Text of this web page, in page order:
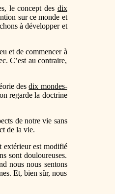
le concept des dix
sur ce monde et
à développer et
et de commencer à
C’est au contraire,
desdix mondes-
regarde la doctrine
de notre vie sans
de la vie.
extérieur est modifié
sont douloureuses.
nous nous sentons
Et, bien sûr, nous